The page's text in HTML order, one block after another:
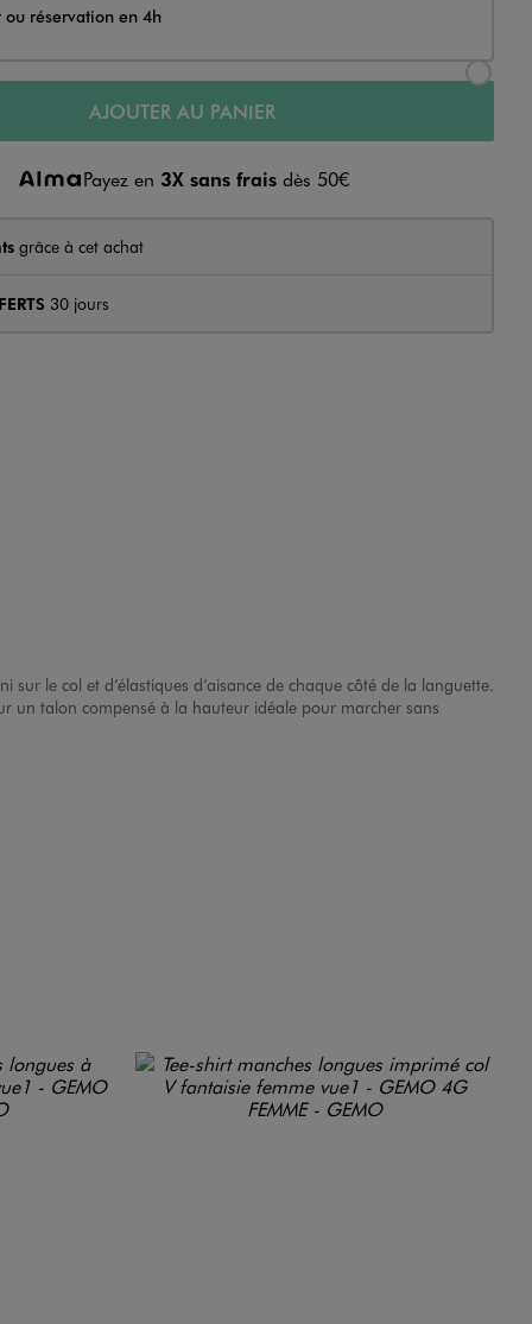
ou réservation en 4h
AJOUTER AU PANIER
Payez en 3X sans fraisdès 50€
grâce à cet achat
30 jours
le col et d’élastiques d’aisance de chaque côté de la languette.
un talon compensé à la hauteur idéale pour marcher sans